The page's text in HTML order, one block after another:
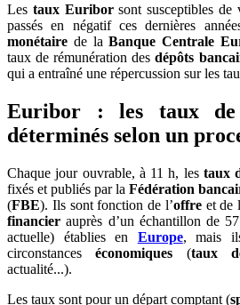
Les taux Euriborsont susceptibles de
passés en négatif ces dernières
monétaire de laBanque Centrale
taux de rémunération desdépôts
qui a entraîné une répercussion sur les
Euribor : les taux de
déterminés selon un
Chaque jour ouvrable, à 11 h, les taux
fixés et publiés par la Fédération
(FBE). Ils sont fonction de l’offreet de
financier auprès d’un échantillon de
actuelle) établies en Europe, mais
circonstanceséconomiques (taux
actualité...).
Les taux sont pour un départ comptant (